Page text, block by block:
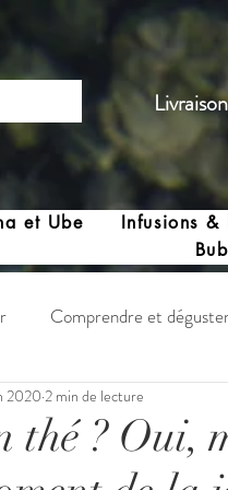
et Ube Infusions &
Comprendre et
Santé et rythme de vie
thé ? Oui,
2020 2 min de lecture